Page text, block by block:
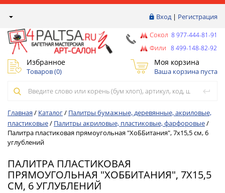
Вход| Регистрация
Сокол 8 977-444-81-91
Фили 8 499-148-82-92
Избранное
Товаров (0)
Моя корзина
Ваша корзина пуста
Главная / Каталог/ Палитры бумажные, деревянные, акриловые,
пластиковые/ Палитры акриловые, пластиковые, фарфоровые/
Палитра пластиковая прямоугольная "ХоББитания", 7x15,5 см, 6
углублений
ПАЛИТРА ПЛАСТИКОВАЯ
ПРЯМОУГОЛЬНАЯ "ХОББИТАНИЯ", 7X15,5
СМ, 6 УГЛУБЛЕНИЙ